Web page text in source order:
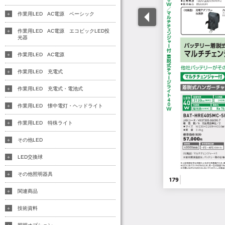
作業用LED AC電源 ベーシック
作業用LED AC電源 エコビックLED投
光器
作業用LED AC電源
作業用LED 充電式
作業用LED 充電式・電池式
作業用LED 懐中電灯・ヘッドライト
作業用LED 特殊ライト
その他LED
LED交換球
その他照明器具
関連商品
技術資料